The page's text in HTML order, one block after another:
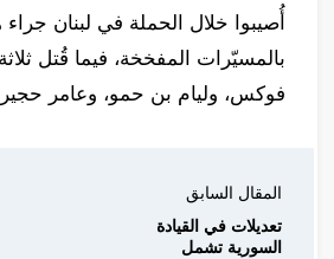
أُصيبوا خلال الحملة في لبنان
بالمسيّرات المفخخة، فيما قُتل
فوكس، وليام بن حمو، وعامر
المقال السابق
تعديلات في القيادة
السورية تشمل